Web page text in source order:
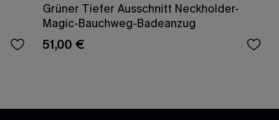
Grüner Tiefer Ausschnitt Neckholder-
Magic-Bauchweg-Badeanzug
51,00 €